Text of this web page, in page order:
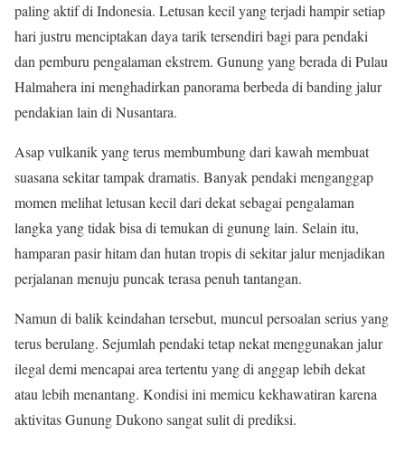
paling aktif di Indonesia. Letusan kecil yang terjadi hampir setiap
hari justru menciptakan daya tarik tersendiri bagi para pendaki
dan pemburu pengalaman ekstrem. Gunung yang berada di Pulau
Halmahera ini menghadirkan panorama berbeda di banding jalur
pendakian lain di Nusantara.
Asap vulkanik yang terus membumbung dari kawah membuat
suasana sekitar tampak dramatis. Banyak pendaki menganggap
momen melihat letusan kecil dari dekat sebagai pengalaman
langka yang tidak bisa di temukan di gunung lain. Selain itu,
hamparan pasir hitam dan hutan tropis di sekitar jalur menjadikan
perjalanan menuju puncak terasa penuh tantangan.
Namun di balik keindahan tersebut, muncul persoalan serius yang
terus berulang. Sejumlah pendaki tetap nekat menggunakan jalur
ilegal demi mencapai area tertentu yang di anggap lebih dekat
atau lebih menantang. Kondisi ini memicu kekhawatiran karena
aktivitas Gunung Dukono sangat sulit di prediksi.